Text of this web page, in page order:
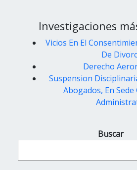
Investigaciones
Vicios En El
De
Derecho
Suspension
Abogados, En
Buscar